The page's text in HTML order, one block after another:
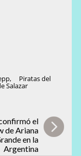
, Piratas del
Salazar
el
de Ariana
en la
Argentina